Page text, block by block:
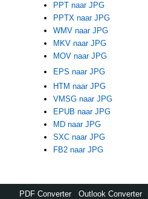
PPT naar JPG
PPTX naar JPG
WMV naar JPG
MKV naar JPG
MOV naar JPG
EPS naar JPG
HTM naar JPG
VMSG naar JPG
EPUB naar JPG
MD naar JPG
SXC naar JPG
FB2 naar JPG
PDF Converter , Outlook Converter ,